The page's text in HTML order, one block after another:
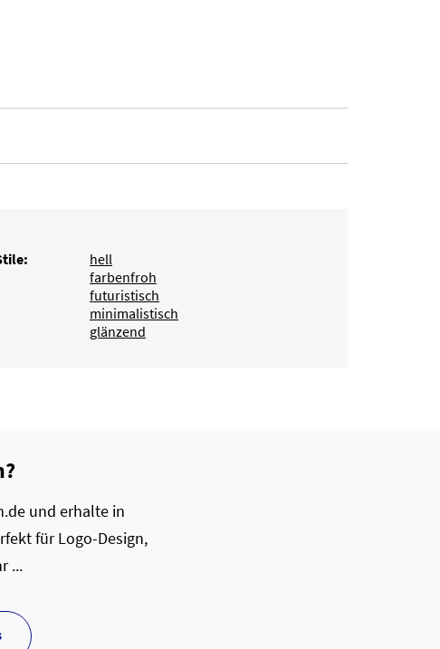
hell
farbenfroh
futuristisch
minimalistisch
glänzend
und erhalte in
für Logo-Design,
...